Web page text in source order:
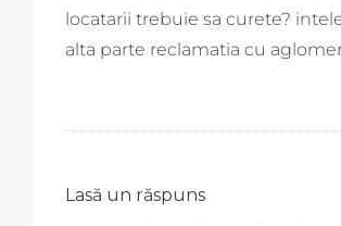
locatarii trebuie sa curete?
alta parte reclamatia cu
Lasă un răspuns